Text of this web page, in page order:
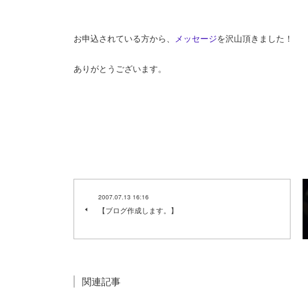
お申込されている方から、 メッセージを沢山頂きました！
ありがとうございます。
2007.07.13 16:16
【ブログ作成します。】
関連記事